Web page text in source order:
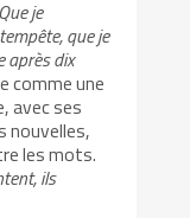
je
que je
après dix
comme une
avec ses
nouvelles,
les mots.
ils